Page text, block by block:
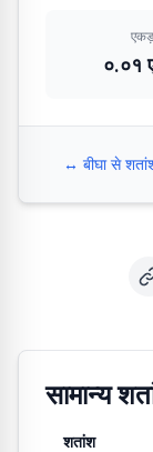
एकड़
०.०१
↔️ बीघा से
सामान्य
शतांश